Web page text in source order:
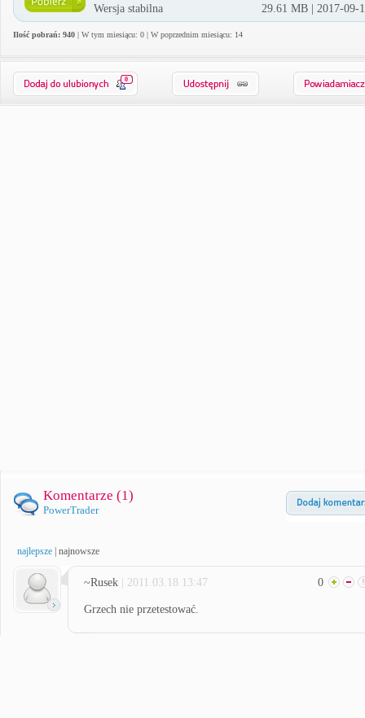
Wersja stabilna 29.61 MB | 2017-09-
Ilość pobrań: 940 | W tym miesiącu: 0 | W poprzednim miesiącu: 14
0
Komentarze (1)
PowerTrader
najlepsze najnowsze
~Rusek | 2011.03.18 13:47 0
Grzech nie przetestować.